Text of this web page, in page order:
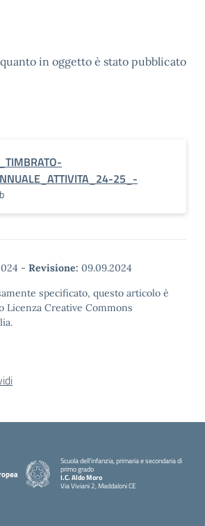
in oggetto è stato pubblicato
25_-
- Revisione: 09.09.2024
specificato, questo articolo è
Licenza Creative Commons
Scuola dell’infanzia, primaria e secondaria di
primo grado
I.C. Aldo Moro
Via Viviani 2, Maddaloni CE